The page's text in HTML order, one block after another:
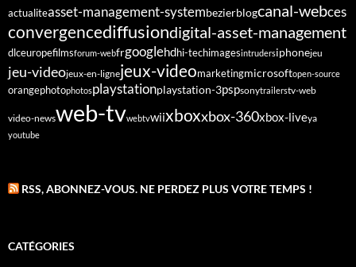
actualiteasset-management-systembezierblogcanal-webces
convergencediffusiondigital-asset-management
dlceuropefilmsforum-webfrgooglehdhi-techimagesintrudersiphonejeu
jeu-videojeux-en-lignejeux-videomarketingmicrosoftopen-source
orangephotophotosplaystationplaystation-3pspsonytrailerstv-web
video-newsweb-tvwebtvwiixboxxbox-360xbox-liveya
youtube
RSS, ABONNEZ-VOUS. NE PERDEZ PLUS VOTRE TEMPS !
CATÉGORIES